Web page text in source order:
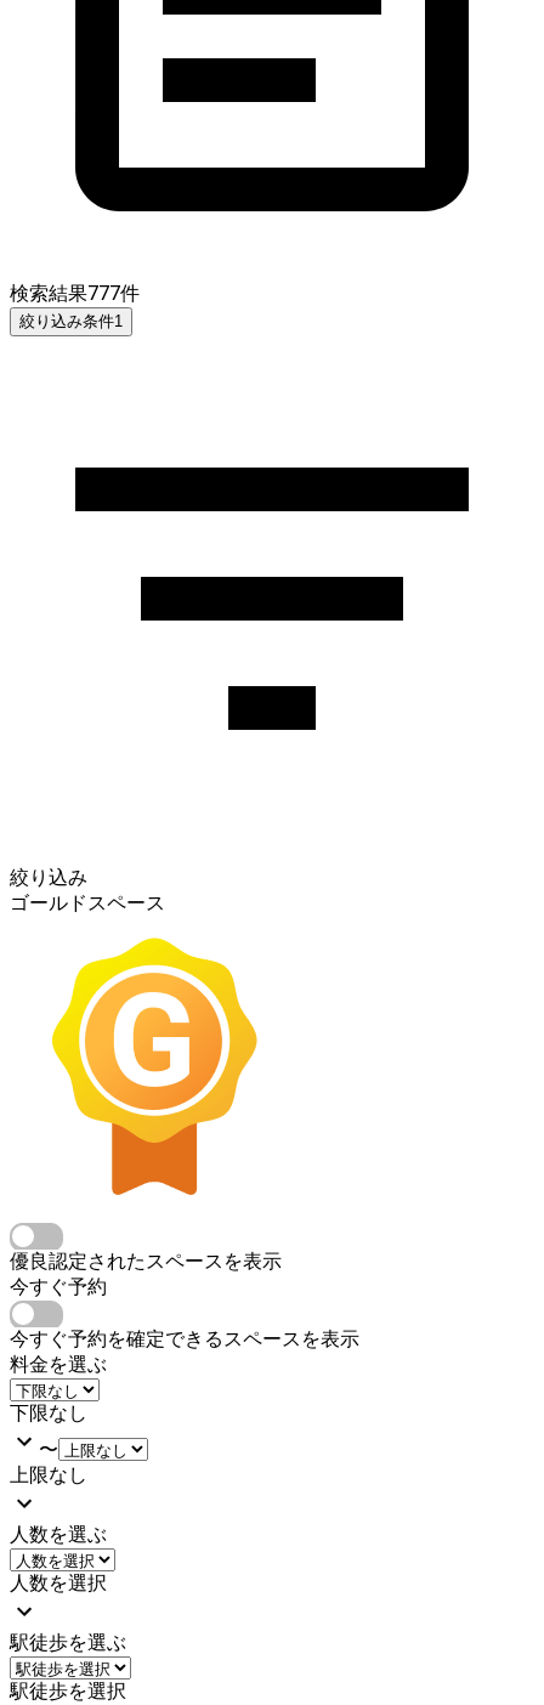
検索結果777件
絞り込み条件1
絞り込み
ゴールドスペース
優良認定されたスペースを表示
今すぐ予約
今すぐ予約を確定できるスペースを表示
料金を選ぶ
下限なし
〜
上限なし
人数を選ぶ
人数を選択
駅徒歩を選ぶ
駅徒歩を選択